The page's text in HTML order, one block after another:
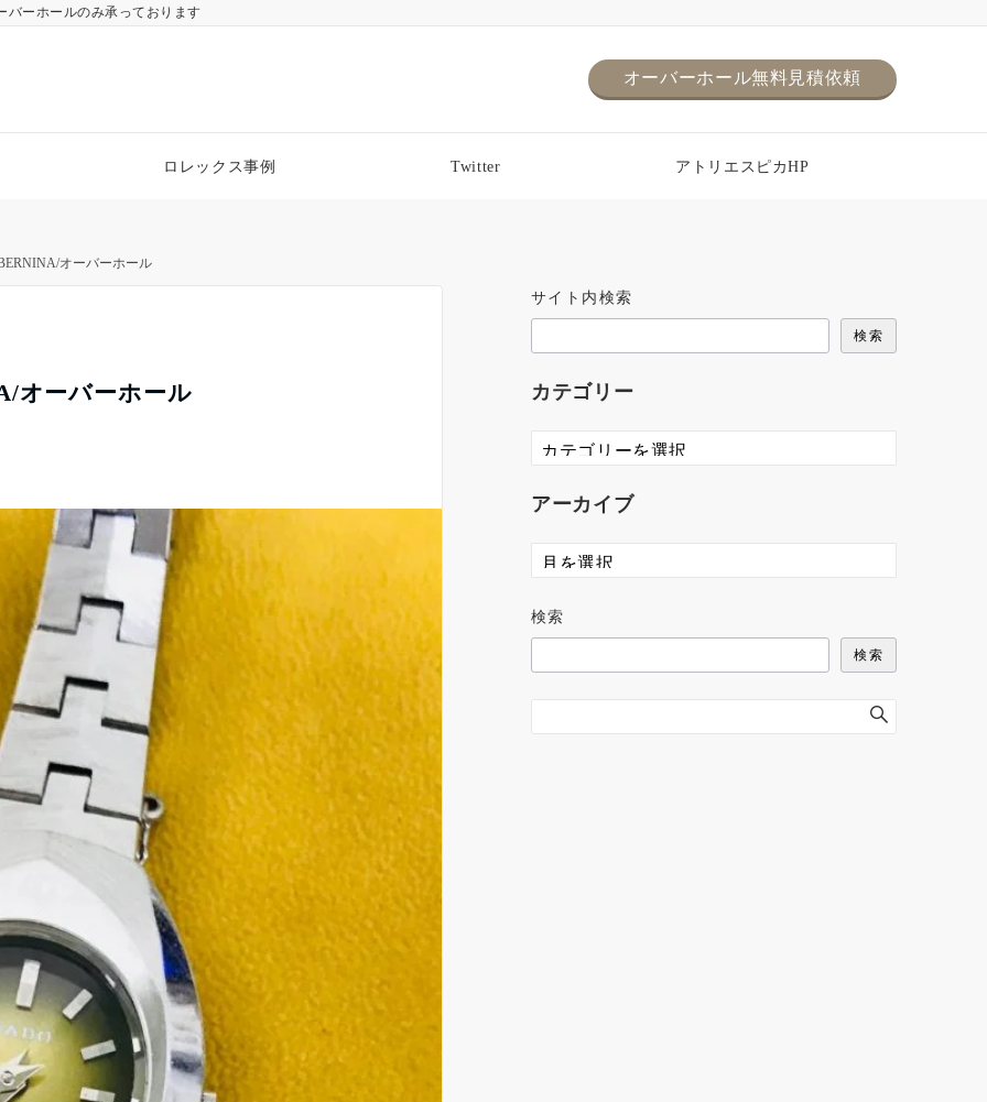
バーホールのみ承っております
オーバーホール無料見積依頼
ロレックス事例 Twitter アトリエスピカHP
オーバーホール
オーバーホール
サイト内検索
検索
カテゴリー
アーカイブ
検索
検索